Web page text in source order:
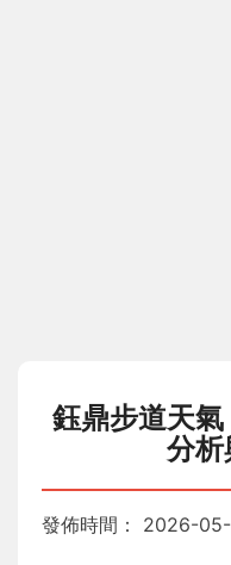
鈺鼎步道天
分析
發佈時間： 2026-